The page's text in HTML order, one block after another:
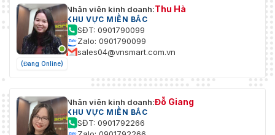
(Đang Online)
Nhân viên kinh doanh:Thu Hà
KHU VỰC MIỀN BẮC
SĐT: 0901790099
Zalo: 0901790099
sales04@vnsmart.com.vn
Nhân viên kinh doanh:Đỗ Giang
KHU VỰC MIỀN BẮC
SĐT: 0901792266